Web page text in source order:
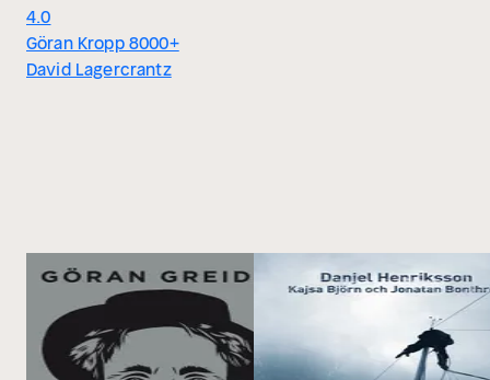
4.0
Göran Kropp 8000+
David Lagercrantz